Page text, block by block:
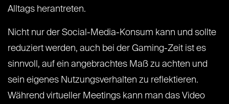
Alltags herantreten.
Nicht nur der Social-Media-Konsum kann und sollte
reduziert werden, auch bei der Gaming-Zeit ist es
sinnvoll, auf ein angebrachtes Maß zu achten und
sein eigenes Nutzungsverhalten zu reflektieren.
Während virtueller Meetings kann man das Video